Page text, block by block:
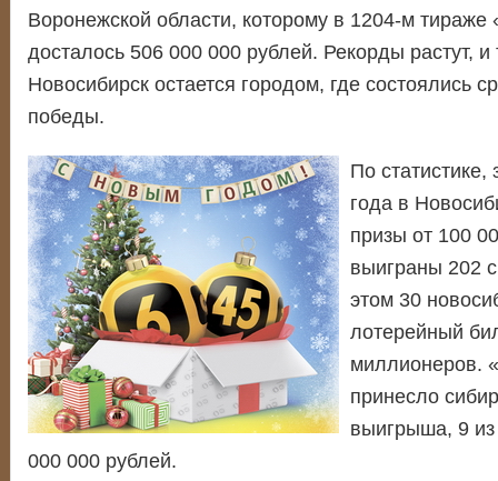
Воронежской области, которому в 1204-м тираже
досталось 506 000 000 рублей. Рекорды растут,
Новосибирск остается городом, где состоялись
победы.
По
года в
призы от 100
выиграны 202
этом 30
лотерейный
миллионеров.
принесло
выигрыша, 9
000 000 рублей.